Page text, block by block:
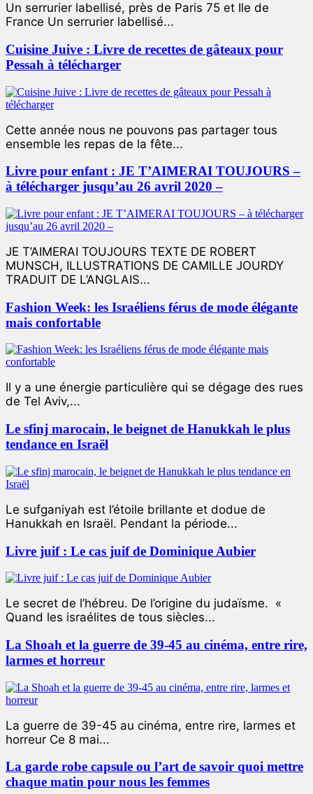
Un serrurier labellisé, près de Paris 75 et Ile de
France Un serrurier labellisé...
Cuisine Juive : Livre de recettes de gâteaux pour
Pessah à télécharger
Cette année nous ne pouvons pas partager tous
ensemble les repas de la fête...
Livre pour enfant : JE T’AIMERAI TOUJOURS –
à télécharger jusqu’au 26 avril 2020 –
JE T’AIMERAI TOUJOURS TEXTE DE ROBERT
MUNSCH, ILLUSTRATIONS DE CAMILLE JOURDY
TRADUIT DE L’ANGLAIS...
Fashion Week: les Israéliens férus de mode élégante
mais confortable
Il y a une énergie particulière qui se dégage des rues
de Tel Aviv,...
Le sfinj marocain, le beignet de Hanukkah le plus
tendance en Israël
Le sufganiyah est l’étoile brillante et dodue de
Hanukkah en Israël. Pendant la période...
Livre juif : Le cas juif de Dominique Aubier
Le secret de l’hébreu. De l’origine du judaïsme. «
Quand les israélites de tous siècles...
La Shoah et la guerre de 39-45 au cinéma, entre rire,
larmes et horreur
La guerre de 39-45 au cinéma, entre rire, larmes et
horreur Ce 8 mai...
La garde robe capsule ou l’art de savoir quoi mettre
chaque matin pour nous les femmes